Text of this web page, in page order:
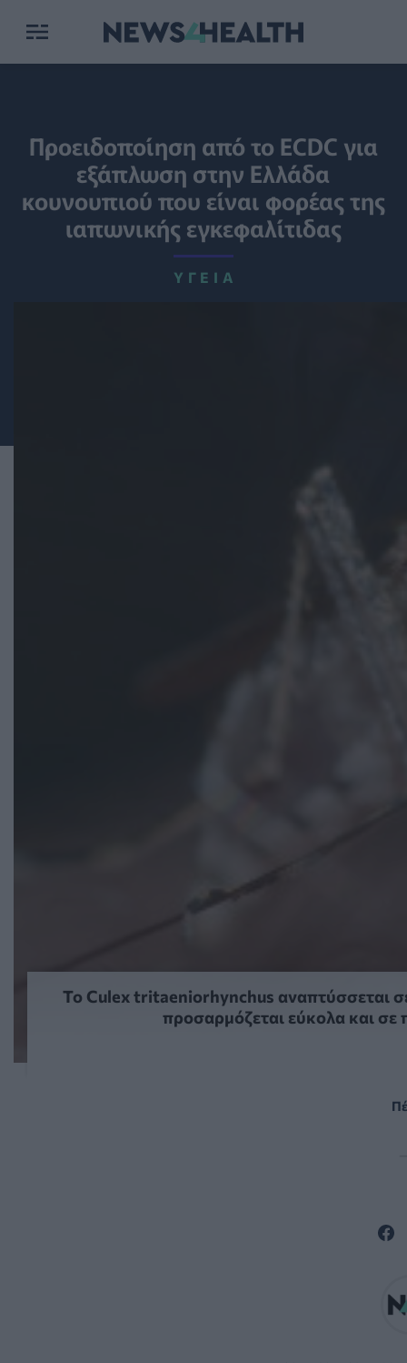
Προειδοποίηση από το ECDC για
εξάπλωση στην Ελλάδα
κουνουπιού που είναι φορέας της
ιαπωνικής εγκεφαλίτιδας
ΥΓΕΊΑ
Το Culex tritaeniorhynchus αναπτύσσεται
προσαρμόζεται εύκολα και